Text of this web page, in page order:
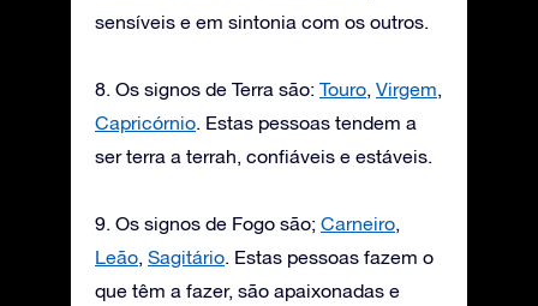
sensíveis e em sintonia com os outros.
8. Os signos de Terra são: Touro, Virgem,
Capricórnio. Estas pessoas tendem a
ser terra a terrah, confiáveis e estáveis.
9. Os signos de Fogo são; Carneiro,
Leão, Sagitário. Estas pessoas fazem o
que têm a fazer, são apaixonadas e